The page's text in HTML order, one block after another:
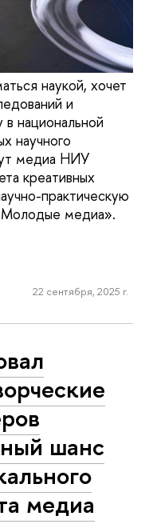
наукой, хочет
и
в национальной
научного
медиа НИУ
креативных
практическую
медиа».
22 сентября, 2025 г.
шанс
медиа